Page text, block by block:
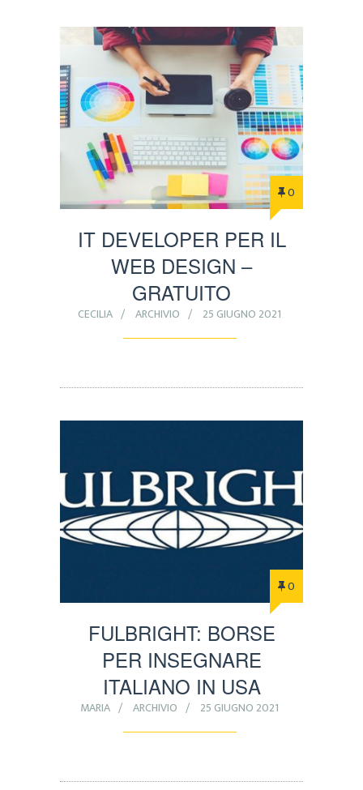
0
IT DEVELOPER PER IL
WEB DESIGN –
GRATUITO
CECILIA ARCHIVIO 25 GIUGNO 2021
0
FULBRIGHT: BORSE
PER INSEGNARE
ITALIANO IN USA
MARIA ARCHIVIO 25 GIUGNO 2021